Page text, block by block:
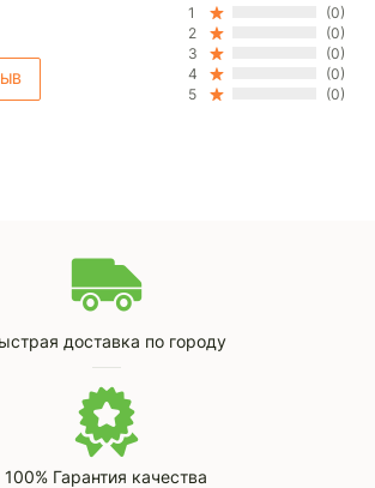
1
(0)
2
(0)
3
(0)
4
(0)
5
(0)
доставка по городу
100% Гарантия качества